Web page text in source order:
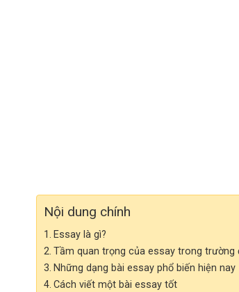
Nội dung chính
Essay là gì?
Tầm quan trọng của essay trong trường
Những dạng bài essay phổ biến hiện nay
Cách viết một bài essay tốt